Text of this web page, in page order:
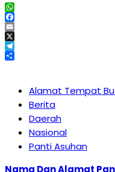
WhatsApp
Facebook
Email
X
Telegram
Alamat Tempat
Berita
Daerah
Nasional
Panti Asuhan
Nama Dan Alamat